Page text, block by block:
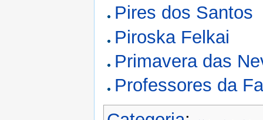
Pires dos Santos
Piroska Felkai
Primavera das
Professores da